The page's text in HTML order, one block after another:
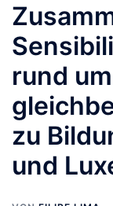
rund
zu
und